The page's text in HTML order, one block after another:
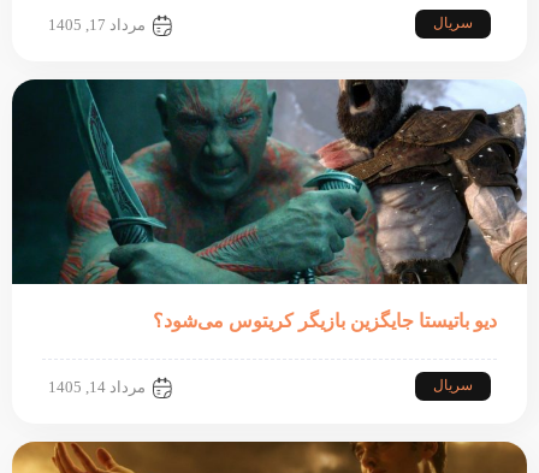
سریال مرداد 17, 1405
دیو باتیستا جایگزین بازیگر کریتوس می‌شود؟
سریال مرداد 14, 1405